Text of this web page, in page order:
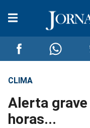
Compartilhar
no
no
CLIMA
Alerta
horas...